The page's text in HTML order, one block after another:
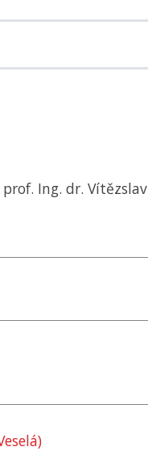
Ing. dr. Vítězslav